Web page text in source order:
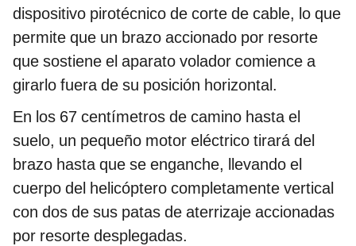
dispositivo pirotécnico de corte de cable, lo que
permite que un brazo accionado por resorte
que sostiene el aparato volador comience a
girarlo fuera de su posición horizontal.
En los 67 centímetros de camino hasta el
suelo, un pequeño motor eléctrico tirará del
brazo hasta que se enganche, llevando el
cuerpo del helicóptero completamente vertical
con dos de sus patas de aterrizaje accionadas
por resorte desplegadas.